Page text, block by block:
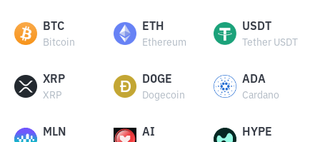
BTC
Bitcoin
ETH
Ethereum
USDT
Tether USDT
XRP
XRP
DOGE
Dogecoin
ADA
Cardano
MLN AI HYPE